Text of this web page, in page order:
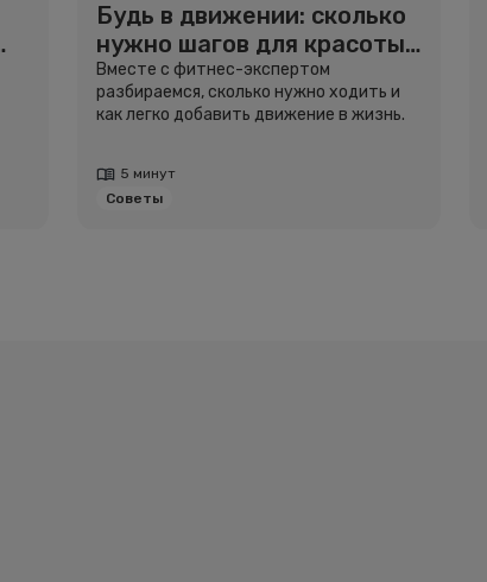
Будь в движении: сколько
нужно шагов для красоты
и здоровья
Вместе с фитнес-экспертом
разбираемся, сколько нужно ходить и
как легко добавить движение в жизнь.
5 минут
Советы